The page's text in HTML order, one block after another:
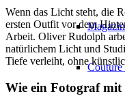
Wenn das Licht steht, die
ersten Outfit vor dem
Arbeit. Oliver Rudolph
natürlichem Licht und
Tiefe verleiht, ohne
Wie ein Fotograf